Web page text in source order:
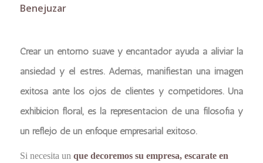
Benejuzar
Crear un entorno suave y encantador ayuda a aliviar la
ansiedad y el estrés. Además, manifiestan una imagen
exitosa ante los ojos de clientes y competidores. Una
exhibición floral, es la representación de una filosofía y
un reflejo de un enfoque empresarial exitoso.
Si necesita un que decoremos su empresa, escarate en